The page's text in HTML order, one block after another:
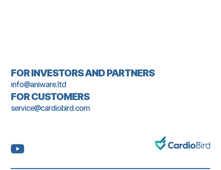
FOR INVESTORS AND PARTNERS
info@aniware.ltd
FOR CUSTOMERS
service@cardiobird.com